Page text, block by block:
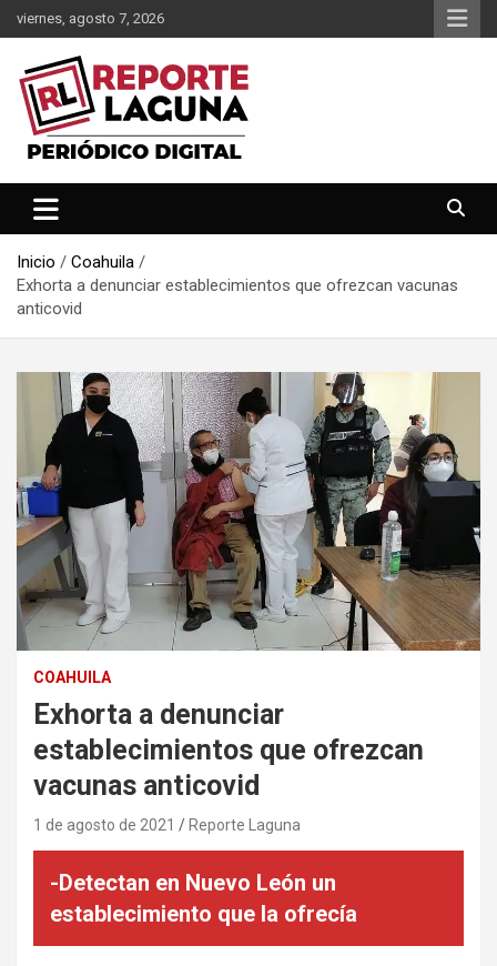
Saltar
al
contenido
viernes, agosto 7, 2026
Reporte Laguna
Inicio
Coahuila
Exhorta a denunciar establecimientos que ofrezcan vacunas
anticovid
COAHUILA
Exhorta a denunciar
establecimientos que ofrezcan
vacunas anticovid
1 de agosto de 2021 Reporte Laguna
-Detectan en Nuevo León un
establecimiento que la ofrecía